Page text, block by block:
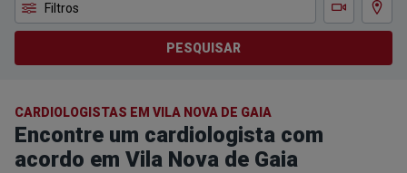
Filtros
Teleconsulta
Ver
PESQUISAR
CARDIOLOGISTAS EM VILA NOVA DE GAIA
Encontre um cardiologista com
acordo em Vila Nova de Gaia